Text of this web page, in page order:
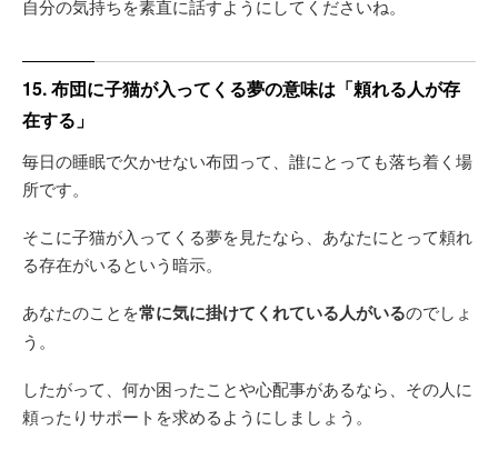
自分の気持ちを素直に話すようにしてくださいね。
15. 布団に子猫が入ってくる夢の意味は「頼れる人が存
在する」
毎日の睡眠で欠かせない布団って、誰にとっても落ち着く場
所です。
そこに子猫が入ってくる夢を見たなら、あなたにとって頼れ
る存在がいるという暗示。
あなたのことを常に気に掛けてくれている人がいるのでしょ
う。
したがって、何か困ったことや心配事があるなら、その人に
頼ったりサポートを求めるようにしましょう。